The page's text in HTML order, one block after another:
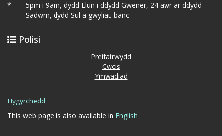
*
5pm i 9am, dydd Llun i ddydd Gwener, 24 awr ar ddydd
Sadwrn, dydd Sul a gwyliau banc
Polisi
Preifatrwydd
Cwcis
Ymwadiad
Hygyrchedd
This web page is also available in English